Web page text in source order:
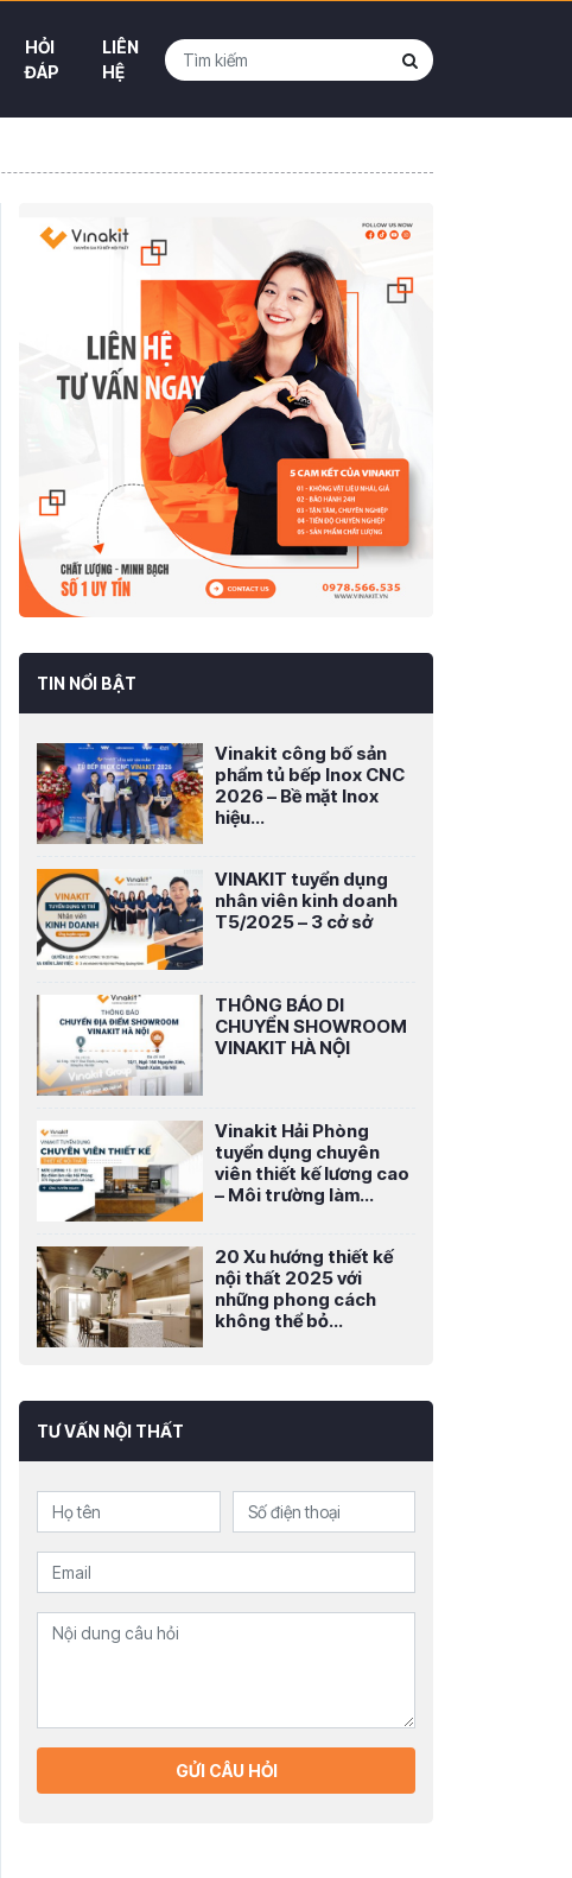
HỎI
ĐÁP
LIÊN
HỆ
TIN NỔI BẬT
Vinakit công bố sản
phẩm tủ bếp Inox CNC
2026 – Bề mặt Inox
hiệu...
VINAKIT tuyển dụng
nhân viên kinh doanh
T5/2025 – 3 cở sở
THÔNG BÁO DI
CHUYỂN SHOWROOM
VINAKIT HÀ NỘI
Vinakit Hải Phòng
tuyển dụng chuyên
viên thiết kế lương cao
– Môi trường làm...
20 Xu hướng thiết kế
nội thất 2025 với
những phong cách
không thể bỏ...
TƯ VẤN NỘI THẤT
GỬI CÂU HỎI